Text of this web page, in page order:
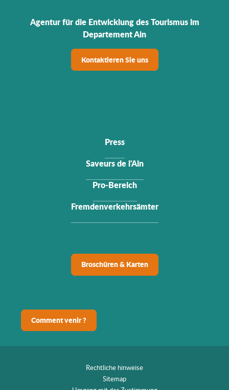
Agentur für die Entwicklung des Tourismus im
Departement Ain
Kontaktieren Sie uns
Press
Saveurs de l'Ain
Pro-Bereich
Fremdenverkehrsämter
Broschüren & Karten
Comment venir ?
Rechtliche hinweise
Sitemap